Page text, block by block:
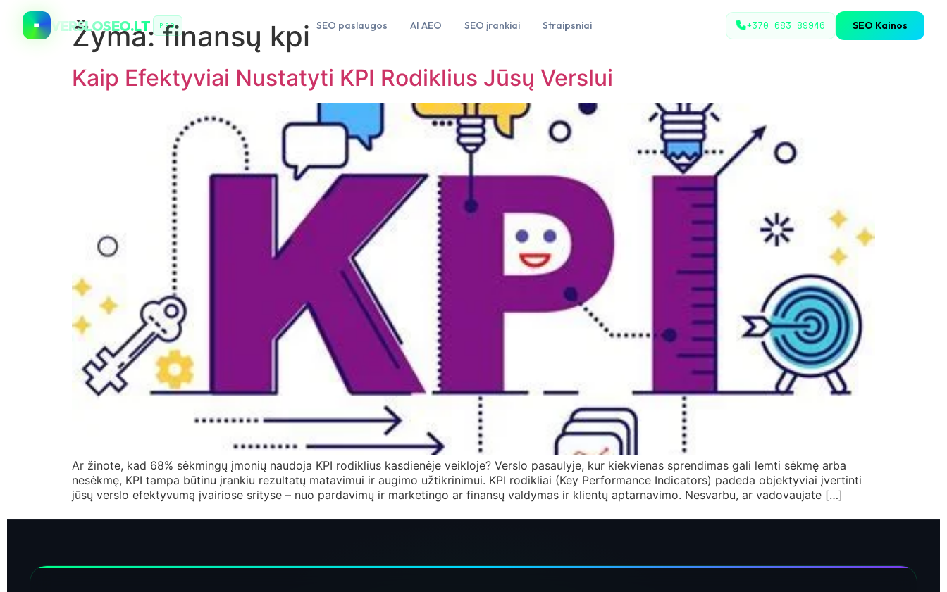
VERSLOSEO.LT PRO SEO paslaugos AI AEO SEO įrankiai Straipsniai +370 683 89946 SEO Kainos
Žyma:finansų kpi
Kaip Efektyviai Nustatyti KPI Rodiklius Jūsų Verslui
Ar žinote, kad 68% sėkmingų įmonių naudoja KPI rodiklius kasdienėje veikloje? Verslo pasaulyje, kur kiekvienas sprendimas gali lemti sėkmę arba
nesėkmę, KPI tampa būtinu įrankiu rezultatų matavimui ir augimo užtikrinimui. KPI rodikliai (Key Performance Indicators) padeda objektyviai įvertinti
jūsų verslo efektyvumą įvairiose srityse – nuo pardavimų ir marketingo ar finansų valdymas ir klientų aptarnavimo. Nesvarbu, ar vadovaujate […]